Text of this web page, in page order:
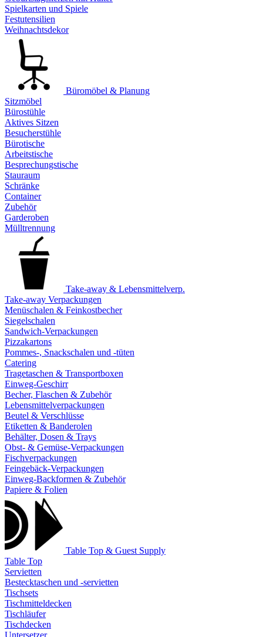
Spielkarten und Spiele
Festutensilien
Weihnachtsdekor
Büromöbel & Planung
Sitzmöbel
Bürostühle
Aktives Sitzen
Besucherstühle
Bürotische
Arbeitstische
Besprechungstische
Stauraum
Schränke
Container
Zubehör
Garderoben
Mülltrennung
Take-away & Lebensmittelverp.
Take-away Verpackungen
Menüschalen & Feinkostbecher
Siegelschalen
Sandwich-Verpackungen
Pizzakartons
Pommes-, Snackschalen und -tüten
Catering
Tragetaschen & Transportboxen
Einweg-Geschirr
Becher, Flaschen & Zubehör
Lebensmittelverpackungen
Beutel & Verschlüsse
Etiketten & Banderolen
Behälter, Dosen & Trays
Obst- & Gemüse-Verpackungen
Fischverpackungen
Feingebäck-Verpackungen
Einweg-Backformen & Zubehör
Papiere & Folien
Table Top & Guest Supply
Table Top
Servietten
Bestecktaschen und -servietten
Tischsets
Tischmitteldecken
Tischläufer
Tischdecken